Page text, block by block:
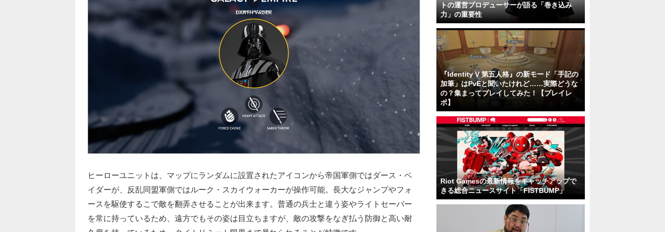
ヒーローユニットは、マップにランダムに設置されたアイコンから帝国軍側ではダース・ベ
イダーが、反乱同盟軍側ではルーク・スカイウォーカーが操作可能。長大なジャンプやフォ
ースを駆使するこで敵を翻弄させることが出来ます。普通の兵士と違う姿やライトセーバー
を常に持っているため、遠方でもその姿は目立ちますが、敵の攻撃をなぎ払う防御と高い耐
トの運営プロデューサーが語る「巻き込み
力」の重要性
『Identity V 第五人格』の新モード「手記の
加筆」はPvEと聞いたけれど……実際どうな
の？集まってプレイしてみた！【プレイレ
ポ】
Riot Gamesの最新情報をキャッチアップで
きる総合ニュースサイト「FISTBUMP」